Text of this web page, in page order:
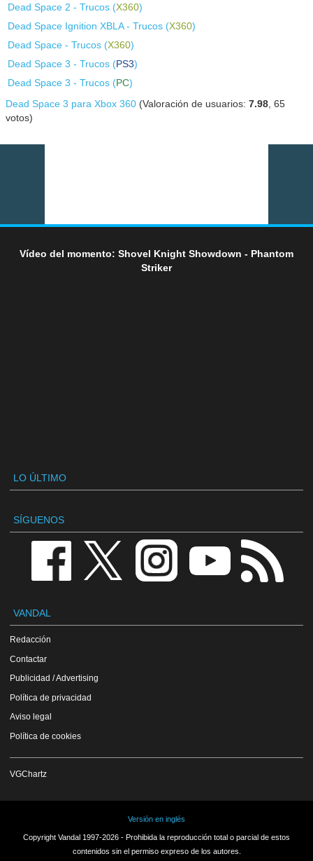
Dead Space 2 - Trucos (X360)
Dead Space Ignition XBLA - Trucos (X360)
Dead Space - Trucos (X360)
Dead Space 3 - Trucos (PS3)
Dead Space 3 - Trucos (PC)
Dead Space 3 para Xbox 360 (Valoración de usuarios:7.98,65
votos)
Vídeo del momento: Shovel Knight Showdown - Phantom
Striker
LO ÚLTIMO
SÍGUENOS
VANDAL
Redacción
Contactar
Publicidad / Advertising
Política de privacidad
Aviso legal
Política de cookies
VGChartz
Versión en inglés
Copyright Vandal 1997-2026 - Prohibida la reproducción total o parcial de estos
contenidos sin el permiso expreso de los autores.